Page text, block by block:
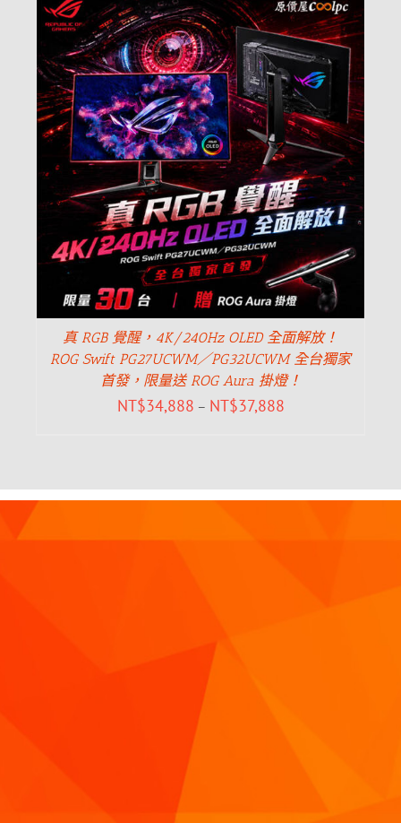
真 RGB 覺醒，4K/240Hz OLED 全面解放！
ROG Swift PG27UCWM／PG32UCWM 全台獨家
首發，限量送 ROG Aura 掛燈！
NT$34,888 – NT$37,888